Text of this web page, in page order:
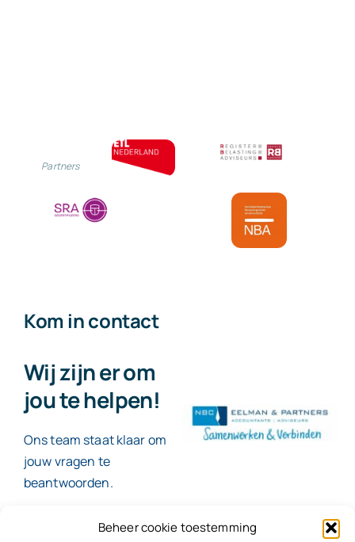
Beheer cookie toestemming
Partners
Kom in contact
Wij zijn er om
jou te helpen!
Ons team staat klaar om
jouw vragen te
beantwoorden.
Contact